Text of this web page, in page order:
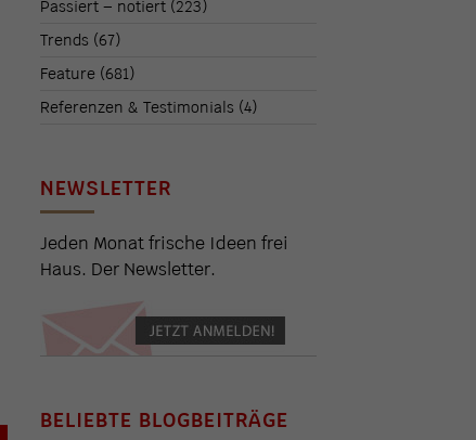
Passiert – notiert (223)
Trends (67)
Feature (681)
Referenzen & Testimonials (4)
NEWSLETTER
Jeden Monat frische Ideen frei
Haus. Der Newsletter.
BELIEBTE BLOGBEITRÄGE